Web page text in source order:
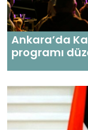
Ankara’da
programı